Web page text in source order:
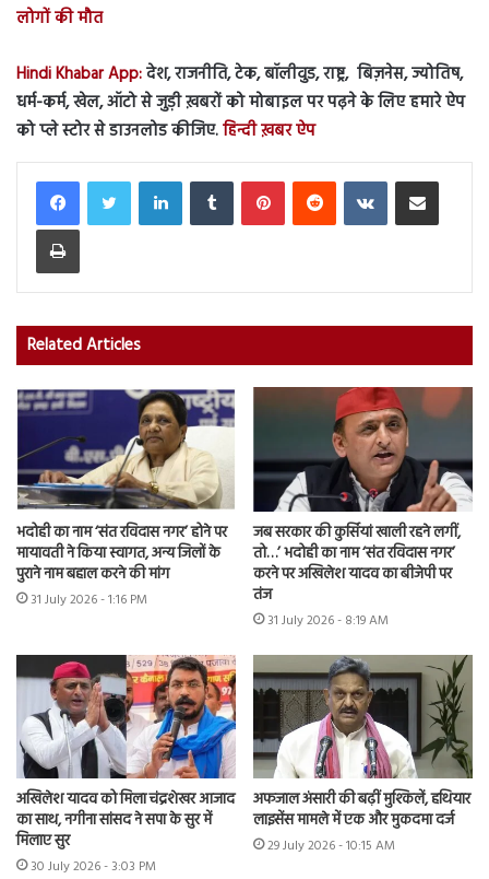
लोगों की मौत
Hindi Khabar App:देश, राजनीति, टेक, बॉलीवुड, राष्ट्र, बिज़नेस, ज्योतिष,
धर्म-कर्म, खेल, ऑटो से जुड़ी ख़बरों को मोबाइल पर पढ़ने के लिए हमारे ऐप
को प्ले स्टोर से डाउनलोड कीजिए.हिन्दी ख़बर ऐप
LinkedInTumblr PinterestReddit VKontakteShare via Email
Print
Related Articles
भदोही का नाम ‘संत रविदास नगर’ होने पर
मायावती ने किया स्वागत, अन्य जिलों के
पुराने नाम बहाल करने की मांग
31 July 2026 - 1:16 PM
जब सरकार की कुर्सियां खाली रहने लगीं,
तो…’ भदोही का नाम ‘संत रविदास नगर’
करने पर अखिलेश यादव का बीजेपी पर
तंज
31 July 2026 - 8:19 AM
अखिलेश यादव को मिला चंद्रशेखर आजाद
का साथ, नगीना सांसद ने सपा के सुर में
मिलाए सुर
30 July 2026 - 3:03 PM
अफजाल अंसारी की बढ़ीं मुश्किलें, हथियार
लाइसेंस मामले में एक और मुकदमा दर्ज
29 July 2026 - 10:15 AM